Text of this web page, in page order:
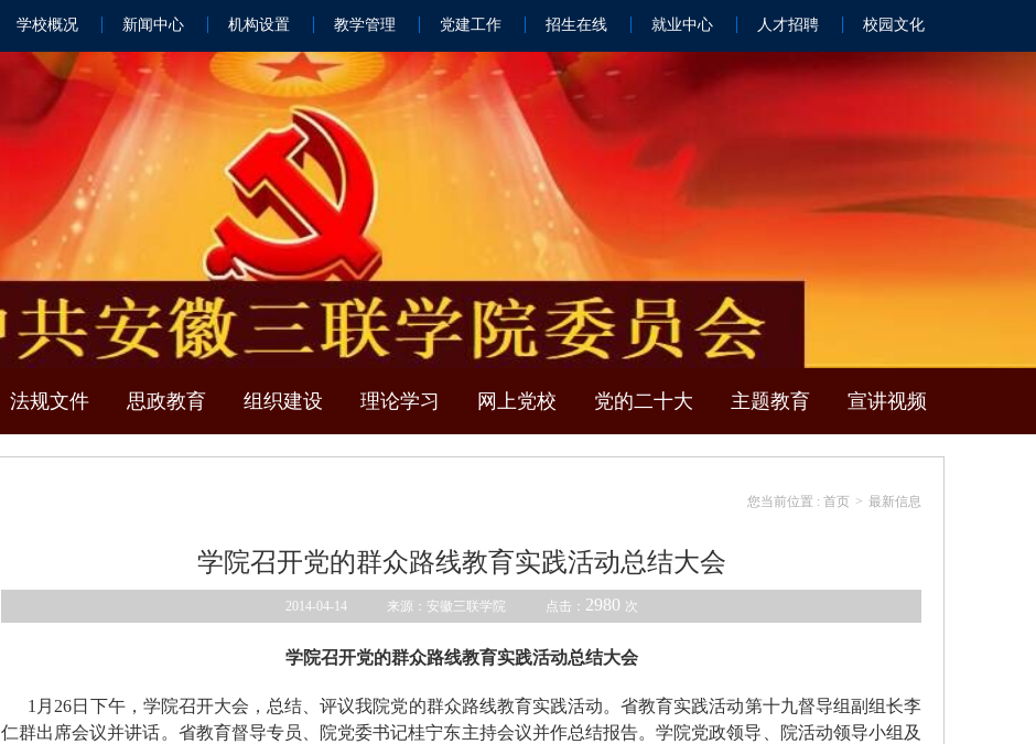
学校概况 新闻中心 机构设置 教学管理 党建工作 招生在线 就业中心 人才招聘 校园文化
法规文件 思政教育 组织建设 理论学习 网上党校 党的二十大 主题教育 宣讲视频
您当前位置 : 首页 > 最新信息
学院召开党的群众路线教育实践活动总结大会
2014-04-14 来源：安徽三联学院 点击： 2980 次
学院召开党的群众路线教育实践活动总结大会
1 月 26日下午，学院召开大会，总结、评议我院党的群众路线教育实践活动。省教育实践活动第十九督导组副组长李
仁群出席会议并讲话。省教育督导专员、院党委书记桂宁东主持会议并作总结报告。学院党政领导、院活动领导小组及